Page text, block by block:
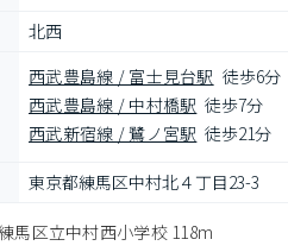
北西
西武豊島線 / 富士見台駅 徒歩6分
西武豊島線 / 中村橋駅 徒歩7分
西武新宿線 / 鷺ノ宮駅 徒歩21分
東京都練馬区中村北４丁目23-3
馬区立中村西小学校 118m